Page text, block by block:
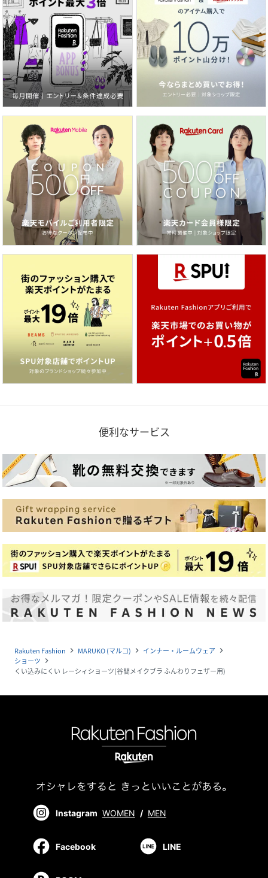
便利なサービス
Rakuten Fashion navigate_next MARUKO (マルコ) navigate_next インナー・ルームウェア navigate_next
ショーツ navigate_next
くい込みにくい レーシィショーツ(谷間メイクブラ ふんわりフェザー用)
Instagram WOMEN / MEN
Facebook LINE